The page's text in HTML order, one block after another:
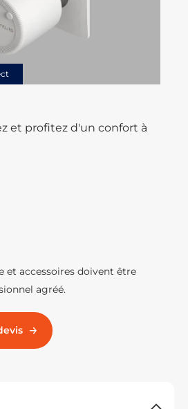
et profitez d'un confort à
et accessoires doivent être
agréé.